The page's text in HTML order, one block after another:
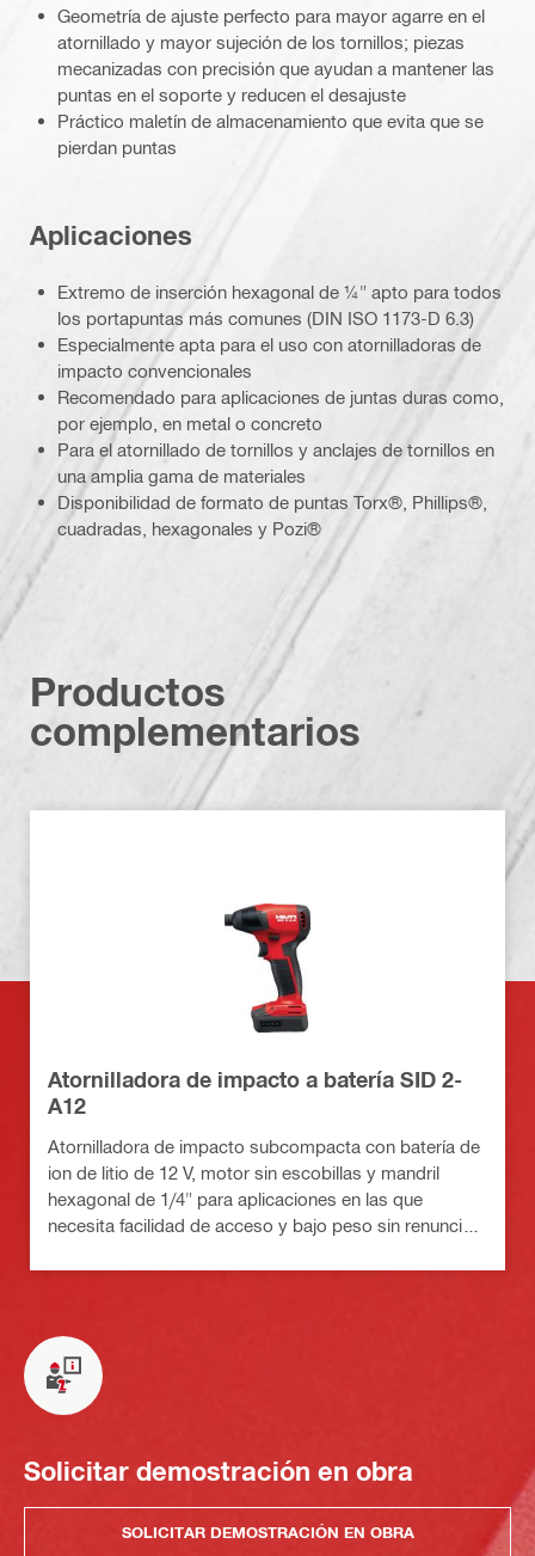
Geometría de ajuste perfecto para mayor agarre en el
atornillado y mayor sujeción de los tornillos; piezas
mecanizadas con precisión que ayudan a mantener las
puntas en el soporte y reducen el desajuste
Práctico maletín de almacenamiento que evita que se
pierdan puntas
Aplicaciones
Extremo de inserción hexagonal de ¼" apto para todos
los portapuntas más comunes (DIN ISO 1173-D 6.3)
Especialmente apta para el uso con atornilladoras de
impacto convencionales
Recomendado para aplicaciones de juntas duras como,
por ejemplo, en metal o concreto
Para el atornillado de tornillos y anclajes de tornillos en
una amplia gama de materiales
Disponibilidad de formato de puntas Torx®, Phillips®,
cuadradas, hexagonales y Pozi®
Productos
complementarios
Atornilladora de impacto a batería SID 2-
A12
Atornilladora de impacto subcompacta con batería de
ion de litio de 12 V, motor sin escobillas y mandril
hexagonal de 1/4" para aplicaciones en las que
necesita facilidad de acceso y bajo peso sin renunciar
Solicitar demostración en obra
SOLICITAR DEMOSTRACIÓN EN OBRA